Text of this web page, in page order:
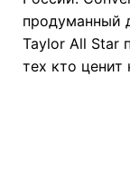
продуманный
Taylor All Star
тех кто ценит